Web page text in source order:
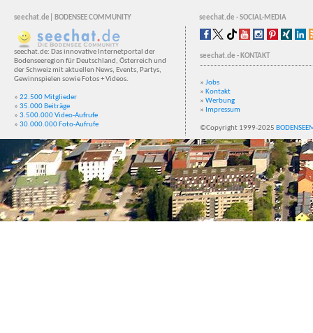
seechat.de| BODENSEE COMMUNITY seechat.de - SOCIAL-MEDIA
seechat.de: Das innovative Internetportal der
Bodenseeregion für Deutschland, Österreich und
der Schweiz mit aktuellen News, Events, Partys,
Gewinnspielen sowie Fotos + Videos.
» 22.500 Mitglieder
» 35.000 Beiträge
» 3.500.000 Video-Aufrufe
» 30.000.000 Foto-Aufrufe
seechat.de - KONTAKT
» Jobs
» Kontakt
» Werbung
» Impressum
©Copyright 1999-2025